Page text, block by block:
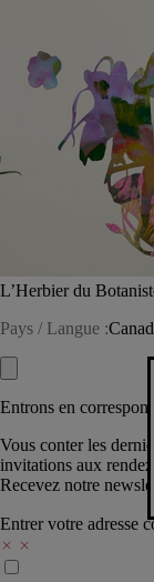
L’Herbier du
Pays / Langue :
Entrons en
Vous conter les
invitations aux
Recevez notre
Entrer votre adresse